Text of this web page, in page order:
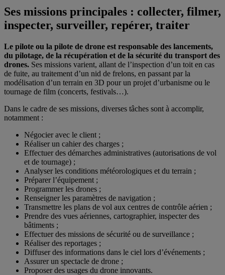
Ses missions principales : collecter, filmer,
inspecter, surveiller, repérer, traiter
Le pilote ou la pilote de drone est responsable des lancements,
du pilotage, de la récupération et de la sécurité du transport des
drones. Ses missions varient, allant de l’inspection d’un toit en cas
de fuite, au traitement d’un nid de frelons, en passant par la
modélisation d’un terrain en 3D pour un projet d’urbanisme ou le
tournage de film (concerts, festivals…).
Dans le cadre de ses missions, diverses tâches sont à accomplir,
notamment :
Négocier avec le client ;
Réaliser un cahier des charges ;
Effectuer des démarches administratives (autorisations de vol
et de tournage) ;
Analyser les conditions météorologiques et du terrain ;
Préparer l’équipement ;
Programmer les drones ;
Renseigner les paramètres de navigation ;
Transmettre les plans de vol aux centres de contrôle aérien ;
Prendre des vues aériennes, cartographier, inspecter des
bâtiments ;
Effectuer des missions de sécurité ou de surveillance ;
Réaliser des reportages ;
Diffuser des informations dans le ciel lors d’événements ;
Assurer un spectacle de drone ;
Proposer des usages du drone innovants.